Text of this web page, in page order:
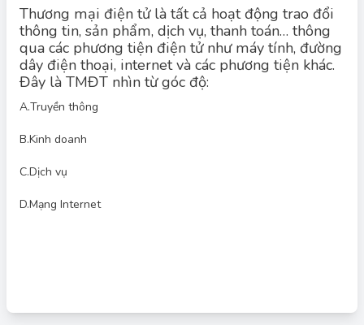
Thương mại điện tử là tất cả hoạt động trao đổi
thông tin, sản phẩm, dịch vụ, thanh toán… thông
qua các phương tiện điện tử như máy tính, đường
dây điện thoại, internet và các phương tiện khác.
Đây là TMĐT nhìn từ góc độ:
A.Truyền thông
B.Kinh doanh
C.Dịch vụ
D.Mạng Internet
Đáp án đúng là: A. Truyền thông
Vì:
Định nghĩa này nhấn mạnh việc trao đổi thông tin, sản phẩm,
dịch vụ và thanh toán thông qua các phương tiện điện tử.
Trọng tâm là kênh và phương tiện truyền tải thông tin (máy